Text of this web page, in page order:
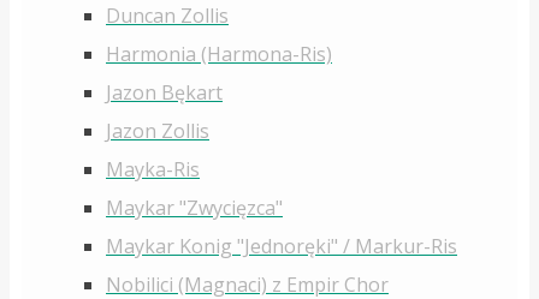
Duncan Zollis
Harmonia (Harmona-Ris)
Jazon Bękart
Jazon Zollis
Mayka-Ris
Maykar "Zwycięzca"
Maykar Konig "Jednoręki" / Markur-Ris
Nobilici (Magnaci) z Empir Chor